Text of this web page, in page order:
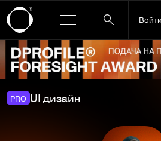
Войти
Ссылка баннера
PRO UI дизайн